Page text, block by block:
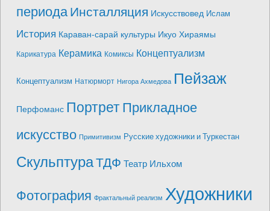
периодаИнсталляция Искусствовед Ислам
История Караван-сарай культуры Икуо Хираямы
Карикатура Керамика Комиксы Концептуализм
Концептуализм Натюрморт Нигора Ахмедова Пейзаж
Перфоманс ПортретПрикладное
искусство Примитивизм Русские художники и Туркестан
СкульптураТДФ Театр Ильхом
Фотография Фрактальный реализм Художники